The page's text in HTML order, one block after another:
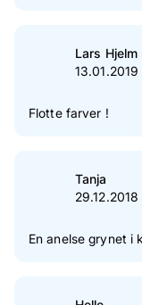
Lars Hjelm
13.01.2019
Flotte farver !
Tanja
29.12.2018
En anelse grynet i